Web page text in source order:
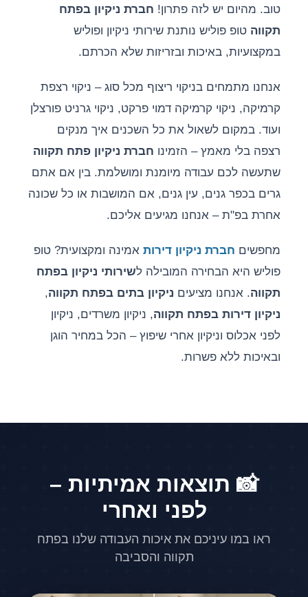
טוב. מהיום יש לזה פתרון! חברת ניקיון בפתח
תקווה טופ פוליש נותנת שירותי ניקיון ופוליש
במקצועיות, באיכות ובזריזות שלא הכרתם.
אנחנו מתמחים בניקוי ריצוף מכל סוג – ניקוי רצפת
קרמיקה, ניקוי קרמיקה דמוי פרקט, ניקוי גרניט פורצלן
ועוד. במקום לשאול את כל השכנים איך מנקים
רצפה בלי מאמץ – הזמינו חברת ניקיון פתח תקווה
שתעשה לכם עבודה מיומנת ומושלמת. בין אם אתם
גרים בכפר גנים, עין גנים, אם המושבות או כל שכונה
אחרת בפ"ת – אנחנו מגיעים אליכם.
מחפשים חברת ניקיון דירות אמינה ומקצועית? טופ
פוליש היא הבחירה המובילה לשירותי ניקיון בפתח
תקווה. אנחנו מציעים ניקיון בתים בפתח תקווה,
ניקיון דירות בפתח תקווה, ניקיון משרדים, ניקיון
לפני אכלוס וניקיון אחרי שיפוץ – הכל במחיר הוגן
ובאיכות ללא פשרות.
📸 תוצאות אמיתיות –
לפני ואחרי
ראו במו עיניכם את איכות העבודה שלנו בפתח
תקווה והסביבה